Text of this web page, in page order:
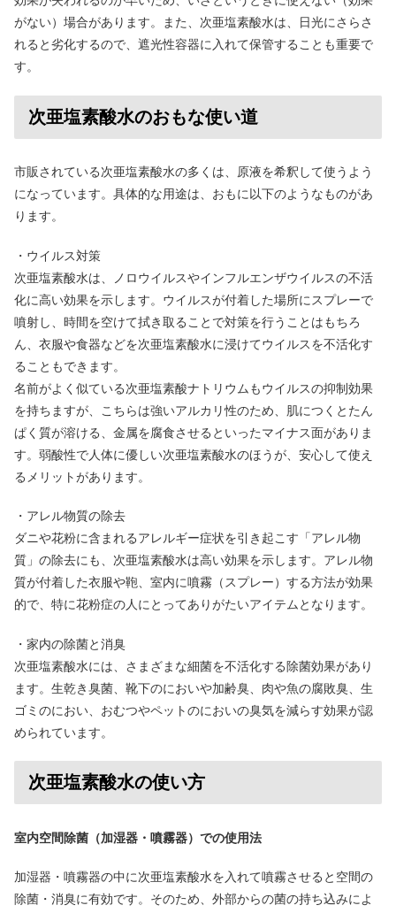
がない）場合があります。また、次亜塩素酸水は、日光にさらさ
れると劣化するので、遮光性容器に入れて保管することも重要で
す。
次亜塩素酸水のおもな使い道
市販されている次亜塩素酸水の多くは、原液を希釈して使うよう
になっています。具体的な用途は、おもに以下のようなものがあ
ります。
・ウイルス対策
次亜塩素酸水は、ノロウイルスやインフルエンザウイルスの不活
化に高い効果を示します。ウイルスが付着した場所にスプレーで
噴射し、時間を空けて拭き取ることで対策を行うことはもちろ
ん、衣服や食器などを次亜塩素酸水に浸けてウイルスを不活化す
ることもできます。
名前がよく似ている次亜塩素酸ナトリウムもウイルスの抑制効果
を持ちますが、こちらは強いアルカリ性のため、肌につくとたん
ぱく質が溶ける、金属を腐食させるといったマイナス面がありま
す。弱酸性で人体に優しい次亜塩素酸水のほうが、安心して使え
るメリットがあります。
・アレル物質の除去
ダニや花粉に含まれるアレルギー症状を引き起こす「アレル物
質」の除去にも、次亜塩素酸水は高い効果を示します。アレル物
質が付着した衣服や鞄、室内に噴霧（スプレー）する方法が効果
的で、特に花粉症の人にとってありがたいアイテムとなります。
・家内の除菌と消臭
次亜塩素酸水には、さまざまな細菌を不活化する除菌効果があり
ます。生乾き臭菌、靴下のにおいや加齢臭、肉や魚の腐敗臭、生
ゴミのにおい、おむつやペットのにおいの臭気を減らす効果が認
められています。
次亜塩素酸水の使い方
室内空間除菌（加湿器・噴霧器）での使用法
加湿器・噴霧器の中に次亜塩素酸水を入れて噴霧させると空間の
除菌・消臭に有効です。そのため、外部からの菌の持ち込みによ